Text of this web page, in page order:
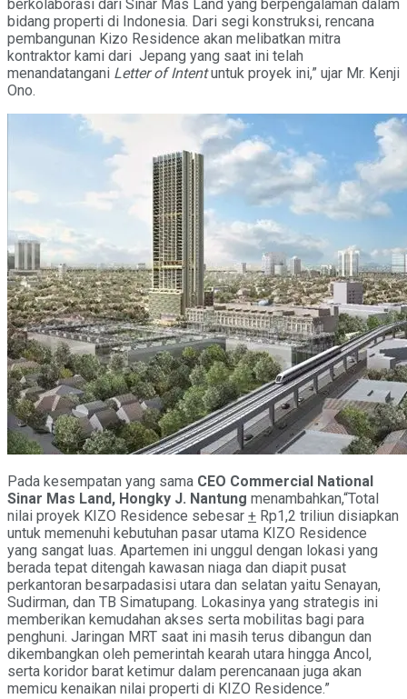
berkolaborasi dari Sinar Mas Land yang berpengalaman dalam
bidang properti di Indonesia. Dari segi konstruksi, rencana
pembangunan Kizo Residence akan melibatkan mitra
kontraktor kami dari Jepang yang saat ini telah
menandatangani Letter of Intentuntuk proyek ini,” ujar Mr. Kenji
Ono.
Pada kesempatan yang sama CEO Commercial National
Sinar Mas Land, Hongky J. Nantung menambahkan,“Total
nilai proyek KIZO Residence sebesar + Rp1,2 triliun disiapkan
untuk memenuhi kebutuhan pasar utama KIZO Residence
yang sangat luas. Apartemen ini unggul dengan lokasi yang
berada tepat ditengah kawasan niaga dan diapit pusat
perkantoran besarpadasisi utara dan selatan yaitu Senayan,
Sudirman, dan TB Simatupang. Lokasinya yang strategis ini
memberikan kemudahan akses serta mobilitas bagi para
penghuni. Jaringan MRT saat ini masih terus dibangun dan
dikembangkan oleh pemerintah kearah utara hingga Ancol,
serta koridor barat ketimur dalam perencanaan juga akan
memicu kenaikan nilai properti di KIZO Residence.”